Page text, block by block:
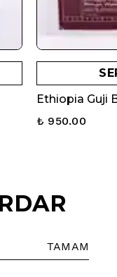
Ethiopia Guji
₺ 950.00
TAMAM